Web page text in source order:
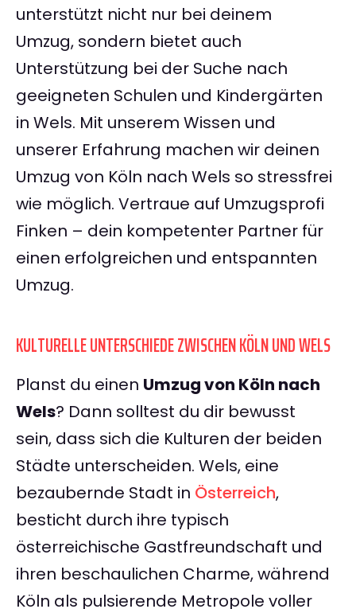
unterstützt nicht nur bei deinem
Umzug, sondern bietet auch
Unterstützung bei der Suche nach
geeigneten Schulen und Kindergärten
in Wels. Mit unserem Wissen und
unserer Erfahrung machen wir deinen
Umzug von Köln nach Wels so stressfrei
wie möglich. Vertraue auf Umzugsprofi
Finken – dein kompetenter Partner für
einen erfolgreichen und entspannten
Umzug.
KULTURELLE UNTERSCHIEDE ZWISCHEN KÖLN UND WELS
Planst du einen Umzug von Köln nach
Wels? Dann solltest du dir bewusst
sein, dass sich die Kulturen der beiden
Städte unterscheiden. Wels, eine
bezaubernde Stadt in Österreich,
besticht durch ihre typisch
österreichische Gastfreundschaft und
ihren beschaulichen Charme, während
Köln als pulsierende Metropole voller